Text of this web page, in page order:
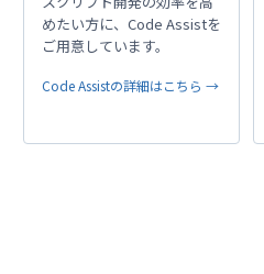
めたい方に、Code Assistを
ご用意しています。
Code Assistの詳細はこちら →